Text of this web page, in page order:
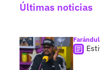
Últimas noticias